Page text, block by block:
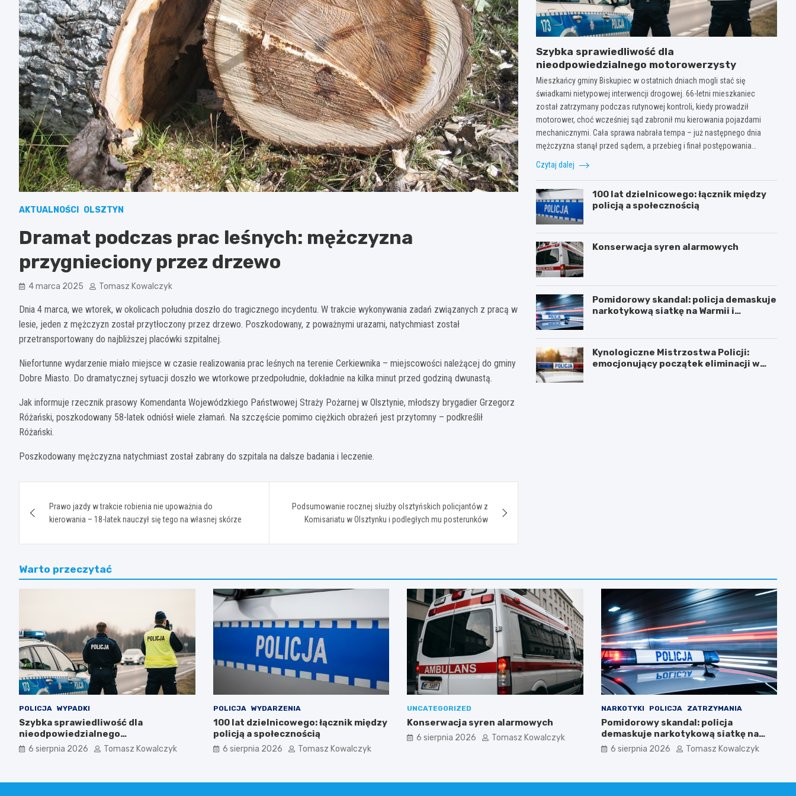
AKTUALNOŚCI OLSZTYN
Dramat podczas prac leśnych: mężczyzna
przygnieciony przez drzewo
4 marca 2025 Tomasz Kowalczyk
Dnia 4 marca, we wtorek, w okolicach południa doszło do tragicznego incydentu. W trakcie wykonywania zadań związanych z pracą w
lesie, jeden z mężczyzn został przytłoczony przez drzewo. Poszkodowany, z poważnymi urazami, natychmiast został
przetransportowany do najbliższej placówki szpitalnej.
Niefortunne wydarzenie miało miejsce w czasie realizowania prac leśnych na terenie Cerkiewnika – miejscowości należącej do gminy
Dobre Miasto. Do dramatycznej sytuacji doszło we wtorkowe przedpołudnie, dokładnie na kilka minut przed godziną dwunastą.
Jak informuje rzecznik prasowy Komendanta Wojewódzkiego Państwowej Straży Pożarnej w Olsztynie, młodszy brygadier Grzegorz
Różański, poszkodowany 58-latek odniósł wiele złamań. Na szczęście pomimo ciężkich obrażeń jest przytomny – podkreślił
Różański.
Poszkodowany mężczyzna natychmiast został zabrany do szpitala na dalsze badania i leczenie.
wpisuPrawo jazdy w trakcie robienia nie upoważnia do
kierowania – 18-latek nauczył się tego na własnej skórze
Podsumowanie rocznej służby olsztyńskich policjantów z
Komisariatu w Olsztynku i podległych mu posterunków
Szybka sprawiedliwość dla
nieodpowiedzialnego motorowerzysty
Mieszkańcy gminy Biskupiec w ostatnich dniach mogli stać się
świadkami nietypowej interwencji drogowej. 66-letni mieszkaniec
został zatrzymany podczas rutynowej kontroli, kiedy prowadził
motorower, choć wcześniej sąd zabronił mu kierowania pojazdami
mechanicznymi. Cała sprawa nabrała tempa – już następnego dnia
mężczyzna stanął przed sądem, a przebieg i finał postępowania…
Czytaj dalej
100 lat dzielnicowego: łącznik między
policją a społecznością
Konserwacja syren alarmowych
Pomidorowy skandal: policja demaskuje
narkotykową siatkę na Warmii i
Kynologiczne Mistrzostwa Policji:
emocjonujący początek eliminacji w
Warto przeczytać
POLICJA WYPADKI
Szybka sprawiedliwość dla
nieodpowiedzialnego
motorowerzysty
6 sierpnia 2026 Tomasz Kowalczyk
POLICJA WYDARZENIA
100 lat dzielnicowego: łącznik między
policją a społecznością
6 sierpnia 2026 Tomasz Kowalczyk
UNCATEGORIZED
Konserwacja syren alarmowych
6 sierpnia 2026 Tomasz Kowalczyk
NARKOTYKI POLICJA ZATRZYMANIA
Pomidorowy skandal: policja
demaskuje narkotykową siatkę na
Warmii i Mazurach
6 sierpnia 2026 Tomasz Kowalczyk